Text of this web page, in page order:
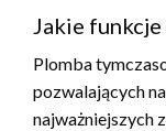
Jakie funkcje
Plomba
pozwalających
najważniejszych